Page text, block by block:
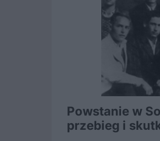
Powstanie w
przebieg i